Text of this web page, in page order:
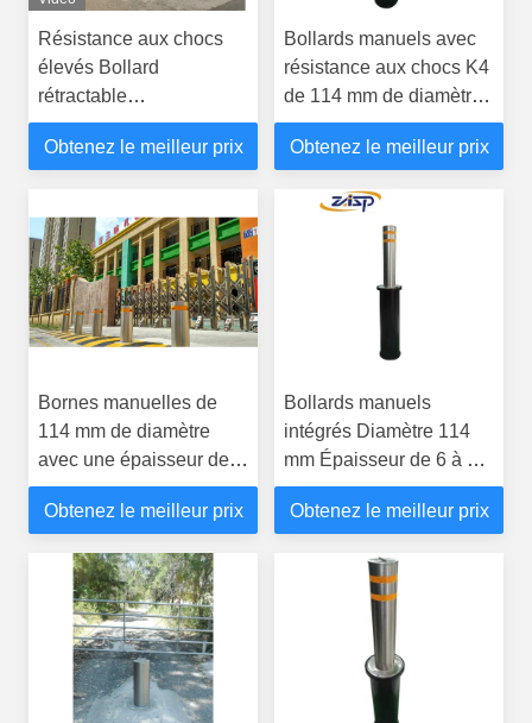
Résistance aux chocs
élevés Bollard
rétractable
manuellement 6 ± 1 mm
d'épaisseur pour la
Obtenez le meilleur prix
Bollards manuels avec
résistance aux chocs K4
de 114 mm de diamètre
pour une sécurité
d'installation intégrée
Obtenez le meilleur prix
Bornes manuelles de
114 mm de diamètre
avec une épaisseur de 6
à 30 mm et une
résistance aux impacts
d'accès des véhicules
Obtenez le meilleur prix
Bollards manuels
intégrés Diamètre 114
mm Épaisseur de 6 à 30
mm Offrant des solutions
efficaces de sécurité et
Obtenez le meilleur prix